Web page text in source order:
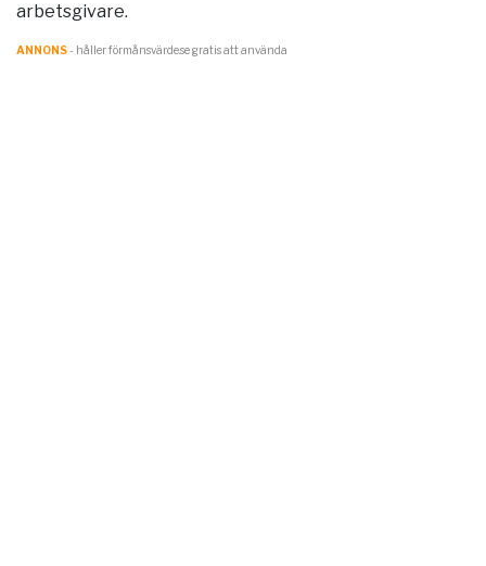
arbetsgivare.
ANNONS- håller förmånsvärde.se gratis att använda